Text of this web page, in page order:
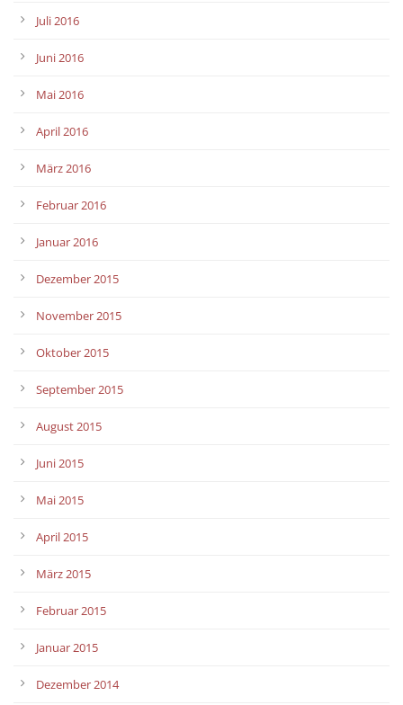
Juli 2016
Juni 2016
Mai 2016
April 2016
März 2016
Februar 2016
Januar 2016
Dezember 2015
November 2015
Oktober 2015
September 2015
August 2015
Juni 2015
Mai 2015
April 2015
März 2015
Februar 2015
Januar 2015
Dezember 2014